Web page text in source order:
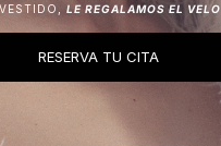
LE REGALAMOS EL VELO
RESERVA TU CITA